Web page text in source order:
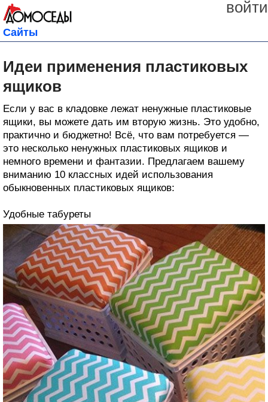
войти
Сайты
Идеи применения пластиковых
ящиков
Если у вас в кладовке лежат ненужные пластиковые
ящики, вы можете дать им вторую жизнь. Это удобно,
практично и бюджетно! Всё, что вам потребуется —
это несколько ненужных пластиковых ящиков и
немного времени и фантазии. Предлагаем вашему
вниманию 10 классных идей использования
обыкновенных пластиковых ящиков:
Удобные табуреты